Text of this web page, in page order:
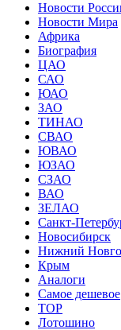
Новости
Новости Мира
Африка
Биография
ЦАО
САО
ЮАО
ЗАО
ТИНАО
СВАО
ЮВАО
ЮЗАО
СЗАО
ВАО
ЗЕЛАО
Санкт-
Новосибирск
Нижний
Крым
Аналоги
Самое дешевое
TOP
Лотошино